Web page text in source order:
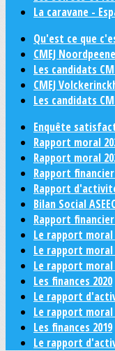
La caravane -
Qu'est ce que
CMEJ Noordpeene
Les candidats
CMEJ
Les candidats
Enquête
Rapport moral
Rapport moral
Rapport financier
Rapport
Bilan Social
Rapport financier
Le rapport moral
Le rapport moral
Le rapport moral
Les finances 2020
Le rapport
Le rapport moral
Les finances 2019
Le rapport